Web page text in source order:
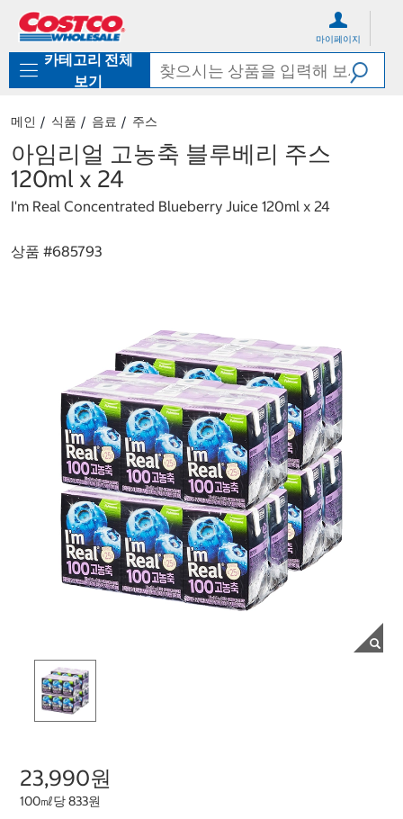
로
기
가
마이페이지
카테고리 전체
보기
메인 식품 음료 주스
아임리얼 고농축 블루베리 주스
120ml x 24
I'm Real Concentrated Blueberry Juice 120ml x 24
상품 #685793
23,990원
100㎖당 833원